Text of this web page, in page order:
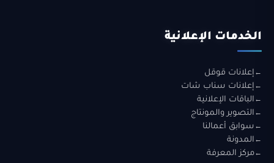
الخدمات الإعلانية
إعلانات قوقل
إعلانات سناب شات
الباقات الإعلانية
التصوير والمونتاج
سوابق أعمالنا
المدونة
مركز المعرفة